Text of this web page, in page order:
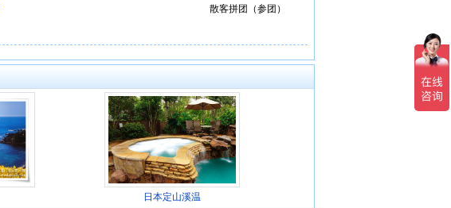
散客拼团（参团）
日本定山溪温